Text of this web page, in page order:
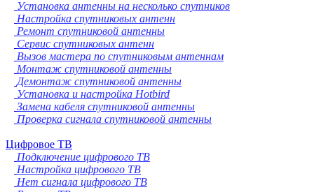
Установка антенны на несколько спутников
Настройка спутниковых антенн
Ремонт спутниковой антенны
Сервис спутниковых антенн
Вызов мастера по спутниковым антеннам
Монтаж спутниковой антенны
Демонтаж спутниковой антенны
Установка и настройка Hotbird
Замена кабеля спутниковой антенны
Проверка сигнала спутниковой антенны
Цифровое ТВ
Подключение цифрового ТВ
Настройка цифрового ТВ
Нет сигнала цифрового ТВ